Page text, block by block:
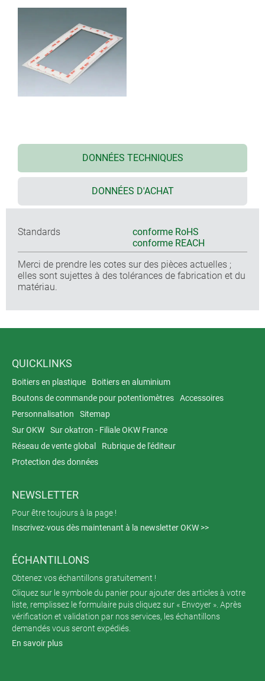
DONNÉES TECHNIQUES
DONNÉES D'ACHAT
Standards
conforme RoHS
conforme REACH
Merci de prendre les cotes sur des pièces actuelles ;
elles sont sujettes à des tolérances de fabrication et du
matériau.
QUICKLINKS
Boitiers en plastique
Boitiers en aluminium
Boutons de commande pour potentiomètres
Accessoires
Personnalisation
Sitemap
Sur OKW
Sur okatron - Filiale OKW France
Réseau de vente global
Rubrique de l'éditeur
Protection des données
NEWSLETTER
Pour être toujours à la page !
Inscrivez-vous dès maintenant à la newsletter OKW >>
ÉCHANTILLONS
Obtenez vos échantillons gratuitement !
Cliquez sur le symbole du panier pour ajouter des articles à votre
liste, remplissez le formulaire puis cliquez sur « Envoyer ». Après
vérification et validation par nos services, les échantillons
demandés vous seront expédiés.
En savoir plus